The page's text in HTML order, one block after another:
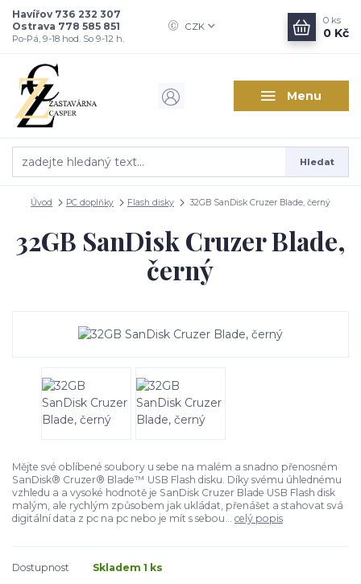
Menu
CZK
Hledat
Havířov 736 232 307
Ostrava 778 585 851
Po-Pá, 9-18 hod. So 9-12 h.
0 ks
0 Kč
Úvod PC doplňky Flash disky 32GB SanDisk Cruzer Blade, černý
32GB SanDisk Cruzer Blade,
černý
Mějte své oblíbené soubory u sebe na malém a snadno přenosném
SanDisk® Cruzer® Blade™ USB Flash disku. Díky svému úhlednému
vzhledu a a vysoké hodnotě je SanDisk Cruzer Blade USB Flash disk
malým, ale rychlým způsobem jak ukládat, přenášet a stahovat svá
digitální data z pc na pc nebo je mít s sebou... celý popis
Dostupnost Skladem 1 ks